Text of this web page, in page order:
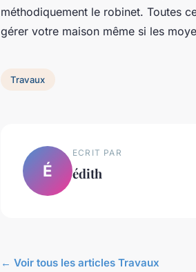
méthodiquement le robinet. Toutes
gérer votre maison même si les
Travaux
É
ECRIT PAR
édith
← Voir tous les articles Travaux